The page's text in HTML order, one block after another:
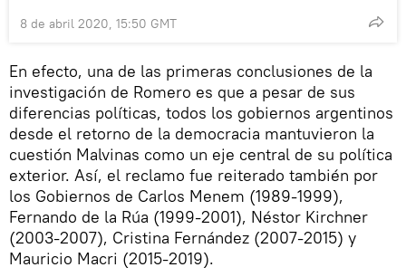
8 de abril 2020, 15:50 GMT
En efecto, una de las primeras conclusiones de la
investigación de Romero es que a pesar de sus
diferencias políticas, todos los gobiernos argentinos
desde el retorno de la democracia mantuvieron la
cuestión Malvinas como un eje central de su política
exterior. Así, el reclamo fue reiterado también por
los Gobiernos de Carlos Menem (1989-1999),
Fernando de la Rúa (1999-2001), Néstor Kirchner
(2003-2007), Cristina Fernández (2007-2015) y
Mauricio Macri (2015-2019).